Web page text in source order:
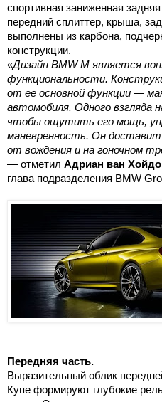
спортивная заниженная
передний сплиттер, крыша,
выполнены из карбона,
конструкции.
«Дизайн BMW M является
функциональности.
от ее основной функции —
автомобиля. Одного взгляда
чтобы ощутить его мощь,
маневренность. Он
от вождения и на гоночном
— отметил Адриан ван
глава подразделения BMW
Передняя часть.
Выразительный облик
Купе формируют глубокие